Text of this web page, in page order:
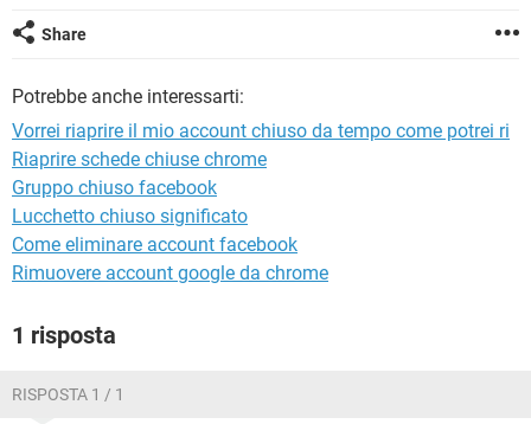
Share
Potrebbe anche interessarti:
Vorrei riaprire il mio account chiuso da tempo come potrei ri
Riaprire schede chiuse chrome
Gruppo chiuso facebook
Lucchetto chiuso significato
Come eliminare account facebook
Rimuovere account google da chrome
1 risposta
RISPOSTA 1 / 1